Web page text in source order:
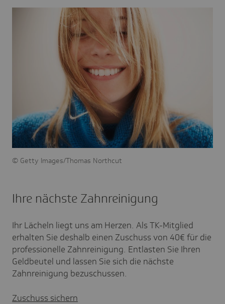
Getty Images/Thomas Northcut
Ihre nächste Zahnreinigung
Ihr Lächeln liegt uns am Herzen. Als TK-Mitglied
erhalten Sie deshalb einen Zuschuss von 40€ für die
professionelle Zahnreinigung. Entlasten Sie Ihren
Geldbeutel und lassen Sie sich die nächste
Zahnreinigung bezuschussen.
Zuschuss sichern